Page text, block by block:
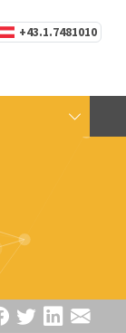
+43.1.7481010